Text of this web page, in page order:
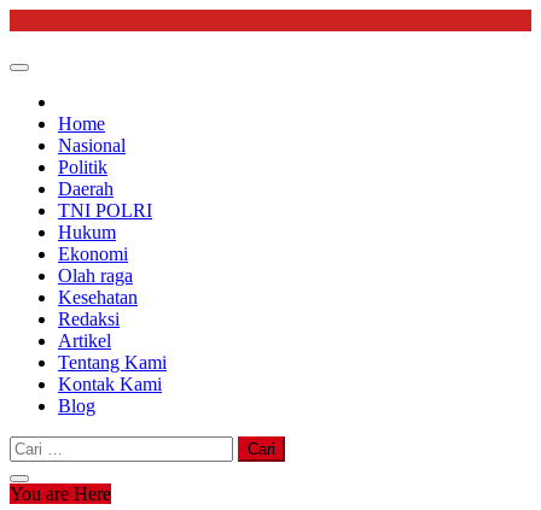
content
Home
Nasional
Politik
Daerah
TNI POLRI
Hukum
Ekonomi
Olah raga
Kesehatan
Redaksi
Artikel
Tentang Kami
Kontak Kami
Blog
Cari
untuk:
You are Here